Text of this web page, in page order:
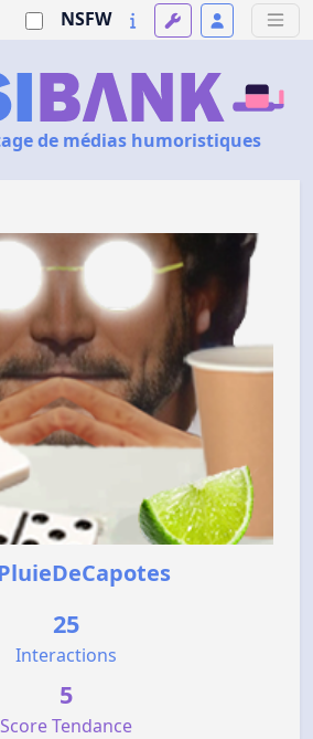
NSFW
de médias humoristiques
25
Interactions
5
Score Tendance